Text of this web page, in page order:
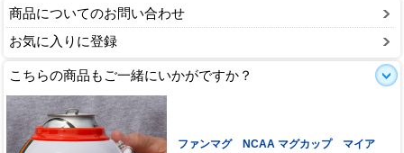
商品についてのお問い合わせ
お気に入りに登録
こちらの商品もご一緒にいかがですか？
ファンマグ NCAA マグカップ マイア